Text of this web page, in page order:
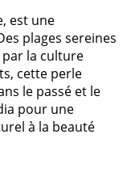
est une
plages sereines
la culture
cette perle
le passé et le
pour une
à la beauté